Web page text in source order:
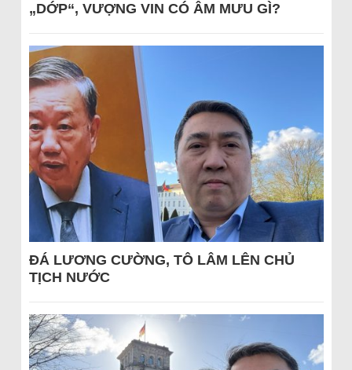
„DỚP“, VƯỢNG VIN CÓ ÂM MƯU GÌ?
ĐÁ LƯƠNG CƯỜNG, TÔ LÂM LÊN CHỦ
TỊCH NƯỚC